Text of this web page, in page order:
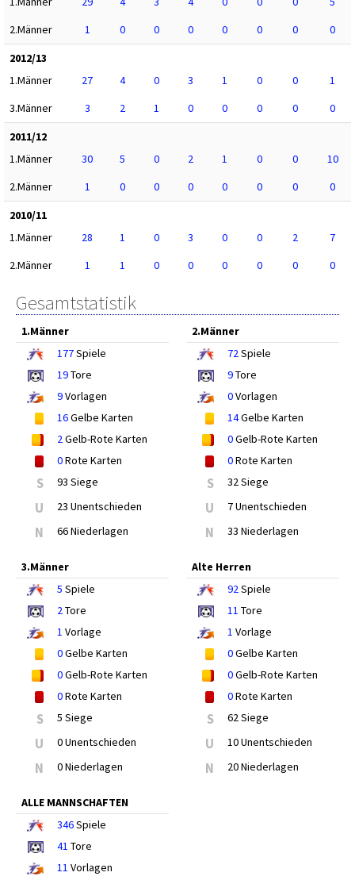
2.Männer
1 0 0 0 0 0 0
0
2012/13
1.Männer
27 4 0 3 1 0 0
1
3.Männer
3 2 1 0 0 0 0
0
2011/12
1.Männer
30 5 0 2 1 0 0
10
2.Männer
1 0 0 0 0 0 0
0
2010/11
1.Männer
28 1 0 3 0 0 2
7
2.Männer
1 1 0 0 0 0 0 0
Gesamtstatistik
1.Männer
177Spiele
19Tore
9Vorlagen
16Gelbe Karten
2Gelb-Rote Karten
0Rote Karten
S 93 Siege
U 23 Unentschieden
N 66 Niederlagen
2.Männer
72Spiele
9Tore
0Vorlagen
14Gelbe Karten
0Gelb-Rote Karten
0Rote Karten
S 32 Siege
U 7 Unentschieden
N 33 Niederlagen
3.Männer
5 Spiele
2Tore
1 Vorlage
0Gelbe Karten
0Gelb-Rote Karten
0Rote Karten
S 5 Siege
U 0 Unentschieden
N 0 Niederlagen
Alte Herren
92Spiele
11 Tore
1 Vorlage
0Gelbe Karten
0Gelb-Rote Karten
0Rote Karten
S 62 Siege
U 10 Unentschieden
N 20 Niederlagen
ALLE MANNSCHAFTEN
346Spiele
41 Tore
11 Vorlagen